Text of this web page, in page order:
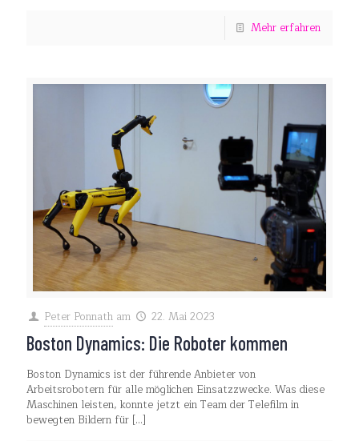
Mehr erfahren
Peter Ponnath am 22. Mai 2023
Boston Dynamics: Die Roboter kommen
Boston Dynamics ist der führende Anbieter von
Arbeitsrobotern für alle möglichen Einsatzzwecke. Was diese
Maschinen leisten, konnte jetzt ein Team der Telefilm in
bewegten Bildern für […]